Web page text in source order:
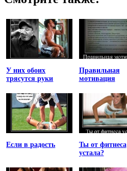
У них обоих
трясутся руки
Правильная
мотивация
Если в радость
Ты от фитнеса
устала?